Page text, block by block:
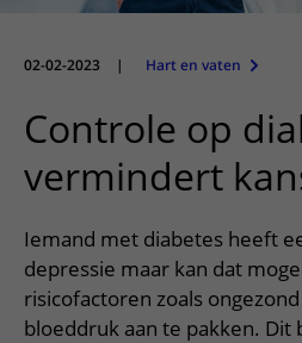
Onderzoeken en diagnostiek
Bloedprikken
Wachttijden
Wijzigen patiëntgegevens
Mijn UMC Utrecht patiëntportaal
Faciliteiten en voorzieningen
Bezoekregels
Parkeren
Wegwijs in het ziekenhuis
Contact met polikliniek
Contact met verpleegafdeling
Het Wilhelmina Kinderziekenhuis
Diagnostiek aanvragen
Zorgverlenersportaal
Onderwijs
Werken bij het UMC Utrecht
02-02-2023 | Hart en vaten
Controle op
vermindert
Iemand met diabetes heeft
depressie maar kan dat
risicofactoren zoals
bloeddruk aan te pakken.